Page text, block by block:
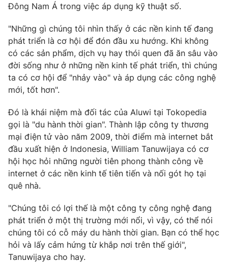
Đông Nam Á trong việc áp dụng kỹ thuật số.
"Những gì chúng tôi nhìn thấy ở các nền kinh tế đang
phát triển là cơ hội để đón đầu xu hướng. Khi không
có các sản phẩm, dịch vụ hay thói quen đã ăn sâu vào
đời sống như ở những nền kinh tế phát triển, thì chúng
ta có cơ hội để "nhảy vào" và áp dụng các công nghệ
mới, tốt hơn".
Đó là khái niệm mà đối tác của Aluwi tại Tokopedia
gọi là "du hành thời gian". Thành lập công ty thương
mại điện tử vào năm 2009, thời điểm mà internet bắt
đầu xuất hiện ở Indonesia, William Tanuwijaya có cơ
hội học hỏi những người tiên phong thành công về
internet ở các nền kinh tế tiên tiến và nối gót họ tại
quê nhà.
"Chúng tôi có lợi thế là một công ty công nghệ đang
phát triển ở một thị trường mới nổi, vì vậy, có thể nói
chúng tôi có cỗ máy du hành thời gian. Bạn có thể học
hỏi và lấy cảm hứng từ khắp nơi trên thế giới",
Tanuwijaya cho hay.